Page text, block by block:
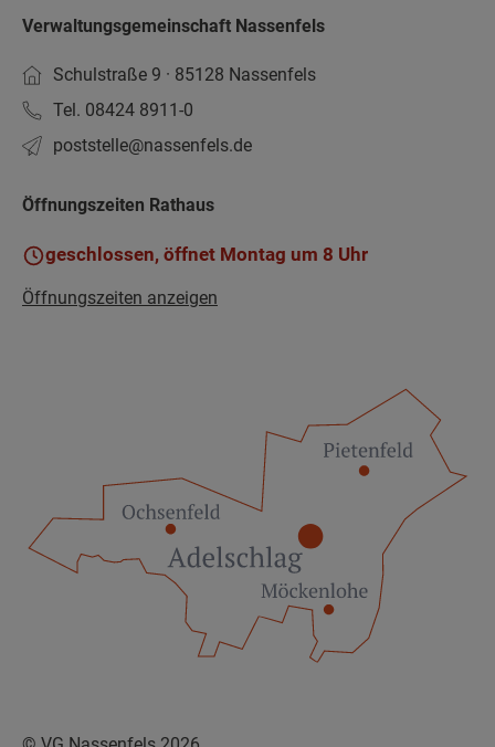
Verwaltungsgemeinschaft Nassenfels
Schulstraße 9 · 85128 Nassenfels
Tel. 08424 8911-0
poststelle­@nassenfels.de
Öffnungszeiten Rathaus
geschlossen, öffnet Montag um 8 Uhr
Öffnungszeiten anzeigen